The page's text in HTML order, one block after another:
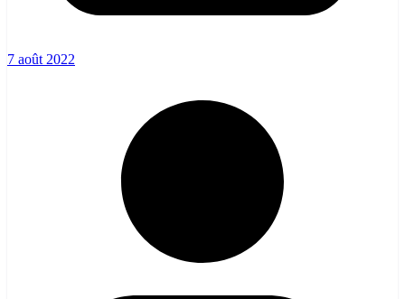
7 août 2022